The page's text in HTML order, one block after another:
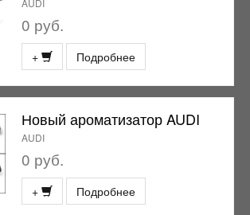
AUDI
0 руб.
+ Подробнее
Новый ароматизатор AUDI
AUDI
0 руб.
+ Подробнее